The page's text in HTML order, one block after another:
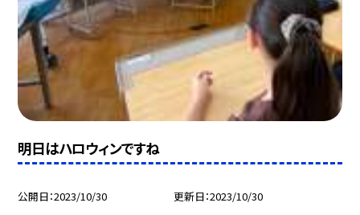
明日はハロウィンですね
公開日 2023/10/30 更新日 2023/10/30